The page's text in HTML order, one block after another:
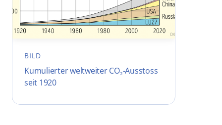
BILD
Kumulierter weltweiter CO₂-Ausstoss
seit 1920